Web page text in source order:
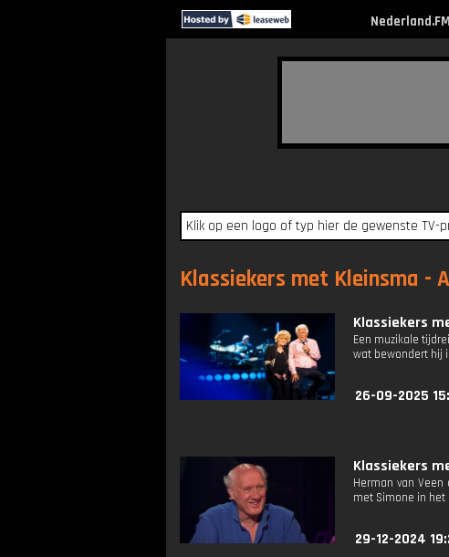
Nederland.FM
Klassiekers met Kleinsma -
Klassiekers
Een muzikale
wat bewondert hij
26-09-2025
Klassiekers
Herman van
met Simone in
29-12-2024